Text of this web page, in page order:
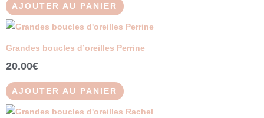
AJOUTER AU PANIER
Grandes boucles d’oreilles Perrine
20.00€
AJOUTER AU PANIER